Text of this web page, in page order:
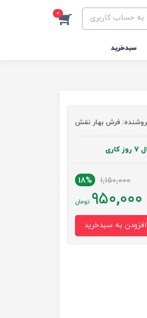
به حساب کاربری 0
سبدخرید
فرش بهار نقش
1,150,000
18%
950,000 تومان